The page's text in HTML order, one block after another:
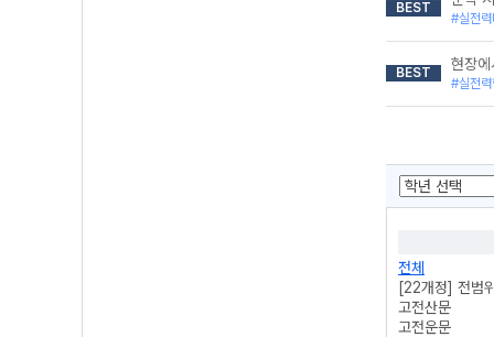
BEST
#실전
BEST 현장
#실전
전체
[22개정] 전범
고전산문
고전운문